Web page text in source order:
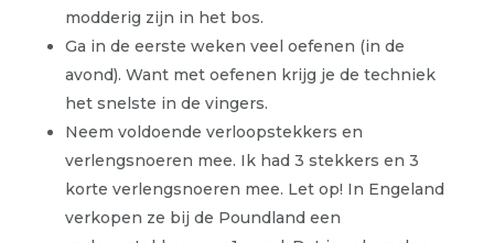
modderig zijn in het bos.
Ga in de eerste weken veel oefenen (in de
avond). Want met oefenen krijg je de techniek
het snelste in de vingers.
Neem voldoende verloopstekkers en
verlengsnoeren mee. Ik had 3 stekkers en 3
korte verlengsnoeren mee. Let op! In Engeland
verkopen ze bij de Poundland een